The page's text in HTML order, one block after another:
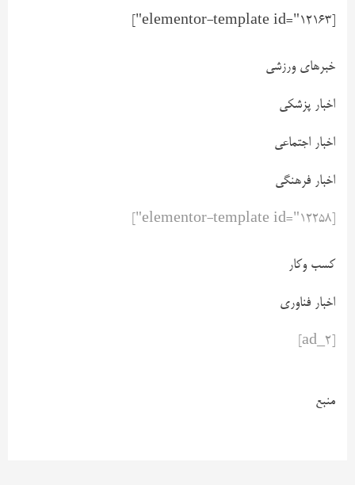
خبرهای ورزشی
اخبار پزشکی
اخبار اجتماعی
اخبار فرهنگی
کسب وکار
اخبار فناوری
منبع